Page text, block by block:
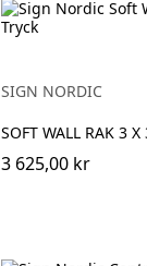
SIGN NORDIC
SOFT WALL RAK 3 X
3 625,00 kr